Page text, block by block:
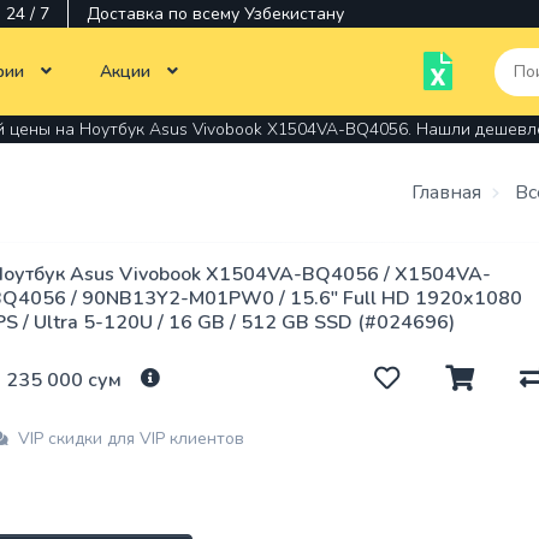
24 / 7 Доставка по всему Узбекистану
Компьютерная техника Моноблоки
Ноутбуки
Тонер для
устройство
Картриджи,
Принтер
Мониторы Мониторы
Программы
Программное
Акции
Тотальная распродажа
цены на Ноутбук Asus Vivobook X1504VA-BQ4056. Нашли
Главная
Asus Vivobook X1504VA-BQ4056 / X1504VA-
/ 90NB13Y2-M01PW0 / 15.6" Full HD 1920x1080
/ Ultra 5-120U / 16 GB / 512 GB SSD (#024696)
235 000 сум
VIP скидки для VIP клиентов